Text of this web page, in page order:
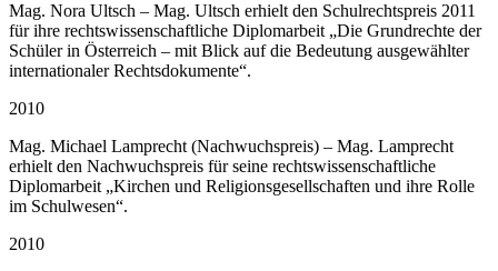
Mag. Nora Ultsch – Mag. Ultsch erhielt den Schulrechtspreis 2011
für ihre rechtswissenschaftliche Diplomarbeit „Die Grundrechte der
Schüler in Österreich – mit Blick auf die Bedeutung ausgewählter
internationaler Rechtsdokumente“.
2010
Mag. Michael Lamprecht (Nachwuchspreis) – Mag. Lamprecht
erhielt den Nachwuchspreis für seine rechtswissenschaftliche
Diplomarbeit „Kirchen und Religionsgesellschaften und ihre Rolle
im Schulwesen“.
2010